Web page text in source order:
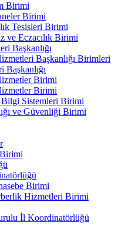
Birimi
Birimi
Tesisleri Birimi
ve Eczacılık Birimi
Başkanlığı
Başkanlığı Birimleri
Başkanlığı
Birimi
Birimi
Bilgi Sistemleri Birimi
ve Güvenliği Birimi
Birimi
Hizmetleri Birimi
İl Koordinatörlüğü